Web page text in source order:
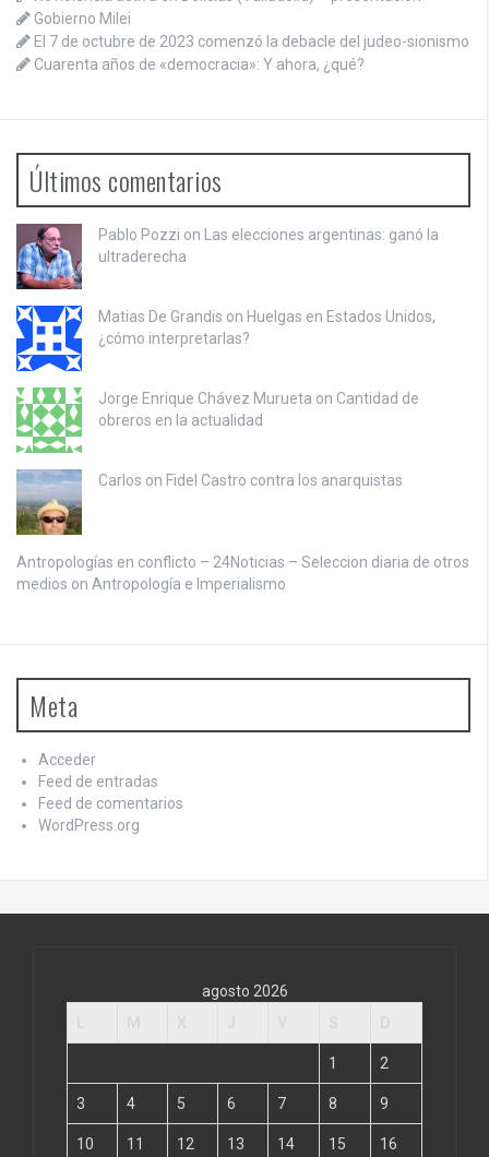
Gobierno Milei
El 7 de octubre de 2023 comenzó la debacle del judeo-sionismo
Cuarenta años de «democracia»: Y ahora, ¿qué?
Últimos comentarios
Pablo Pozzi on
Las elecciones argentinas: ganó la
ultraderecha
Matias De Grandis on Huelgas en Estados Unidos,
¿cómo interpretarlas?
Jorge Enrique Chávez Murueta on Cantidad de
obreros en la actualidad
Carlos on Fidel Castro contra los anarquistas
Antropologías en conflicto – 24Noticias – Seleccion diaria de otros
medios on Antropología e Imperialismo
Meta
Acceder
Feed de entradas
Feed de comentarios
WordPress.org
agosto 2026
1 2
3 4 5 6 7 8 9
10 11 12 13 14 15 16